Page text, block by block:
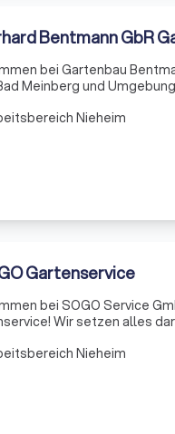
Bentmann GbR
bei Gartenbau
Meinberg und
Nieheim
Gartenservice
bei SOGO Service
Wir setzen alles
Nieheim